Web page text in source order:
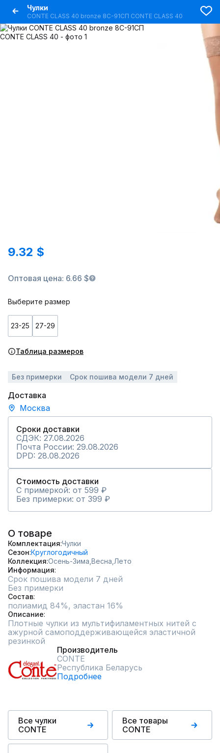
Чулки
CONTE CLASS 40 bronze 8С-91СП CONTE CLASS 40
9.32 $
Оптовая цена: 6.66 $
Выберите размер
23-25 27-29
Таблица размеров
Без примерки Срок пошива модели 7 дней
Доставка
Москва
Сроки доставки
СДЭК: 27.08.2026
Почта России: 29.08.2026
DPD: 28.08.2026
Стоимость доставки
С примеркой: от 599 ₽
Без примерки: от 399 ₽
О товаре
Комплектация Чулки
Сезон Круглогодичный
Коллекция Осень-Зима, Весна, Лето
Информация
Срок пошива модели 7 дней
Без примерки
Состав
полиамид 84%, эластан 16%
Описание
Плотные чулки из мультифиламентных нитей с
ажурной самоподдерживающейся эластичной
резинкой
Производитель
CONTE
Республика Беларусь
Подробнее
Все чулки
CONTE
Все товары
CONTE